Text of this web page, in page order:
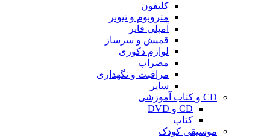
کلیفون
مترونوم و تیونر
آمپلی فایر
قمیش و سرساز
لوازم دکوری
مضراب
مراقبت و نگهداری
سایر
CD و کتاب آموزشی
CD و DVD
کتاب
موسیقی کودک